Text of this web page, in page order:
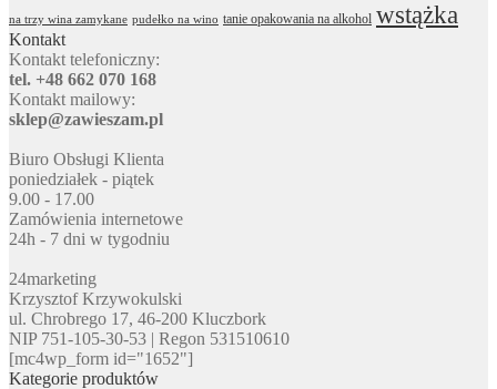
na trzy wina zamykane pudełko na wino tanie opakowania na alkohol wstążka
Kontakt
Kontakt telefoniczny:
tel. +48 662 070 168
Kontakt mailowy:
sklep@zawieszam.pl
Biuro Obsługi Klienta
poniedziałek - piątek
9.00 - 17.00
Zamówienia internetowe
24h - 7 dni w tygodniu
24marketing
Krzysztof Krzywokulski
ul. Chrobrego 17, 46-200 Kluczbork
NIP 751-105-30-53 | Regon 531510610
[mc4wp_form id="1652"]
Kategorie produktów